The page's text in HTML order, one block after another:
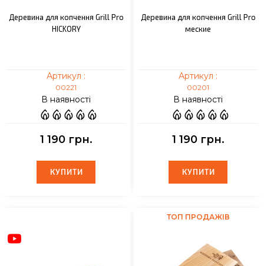
Деревина для копчення Grill Pro
HICKORY
Артикул :
00221
В наявності
1 190 грн.
КУПИТИ
КУПИТИ
Деревина для копчення Grill Pro
меские
Артикул :
00201
В наявності
1 190 грн.
КУПИТИ
КУПИТИ
ТОП ПРОДАЖІВ